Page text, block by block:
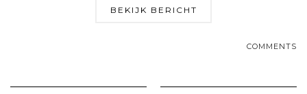
BEKIJK BERICHT
COMMENTS